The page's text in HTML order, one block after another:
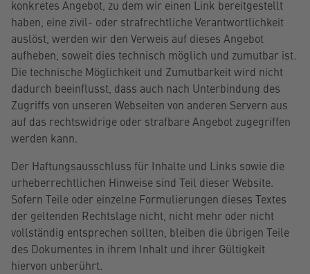
konkretes Angebot, zu dem wir einen Link bereitgestellt
haben, eine zivil- oder strafrechtliche Verantwortlichkeit
auslöst, werden wir den Verweis auf dieses Angebot
aufheben, soweit dies technisch möglich und zumutbar ist.
Die technische Möglichkeit und Zumutbarkeit wird nicht
dadurch beeinflusst, dass auch nach Unterbindung des
Zugriffs von unseren Webseiten von anderen Servern aus
auf das rechtswidrige oder strafbare Angebot zugegriffen
werden kann.
Der Haftungsausschluss für Inhalte und Links sowie die
urheberrechtlichen Hinweise sind Teil dieser Website.
Sofern Teile oder einzelne Formulierungen dieses Textes
der geltenden Rechtslage nicht, nicht mehr oder nicht
vollständig entsprechen sollten, bleiben die übrigen Teile
des Dokumentes in ihrem Inhalt und ihrer Gültigkeit
hiervon unberührt.